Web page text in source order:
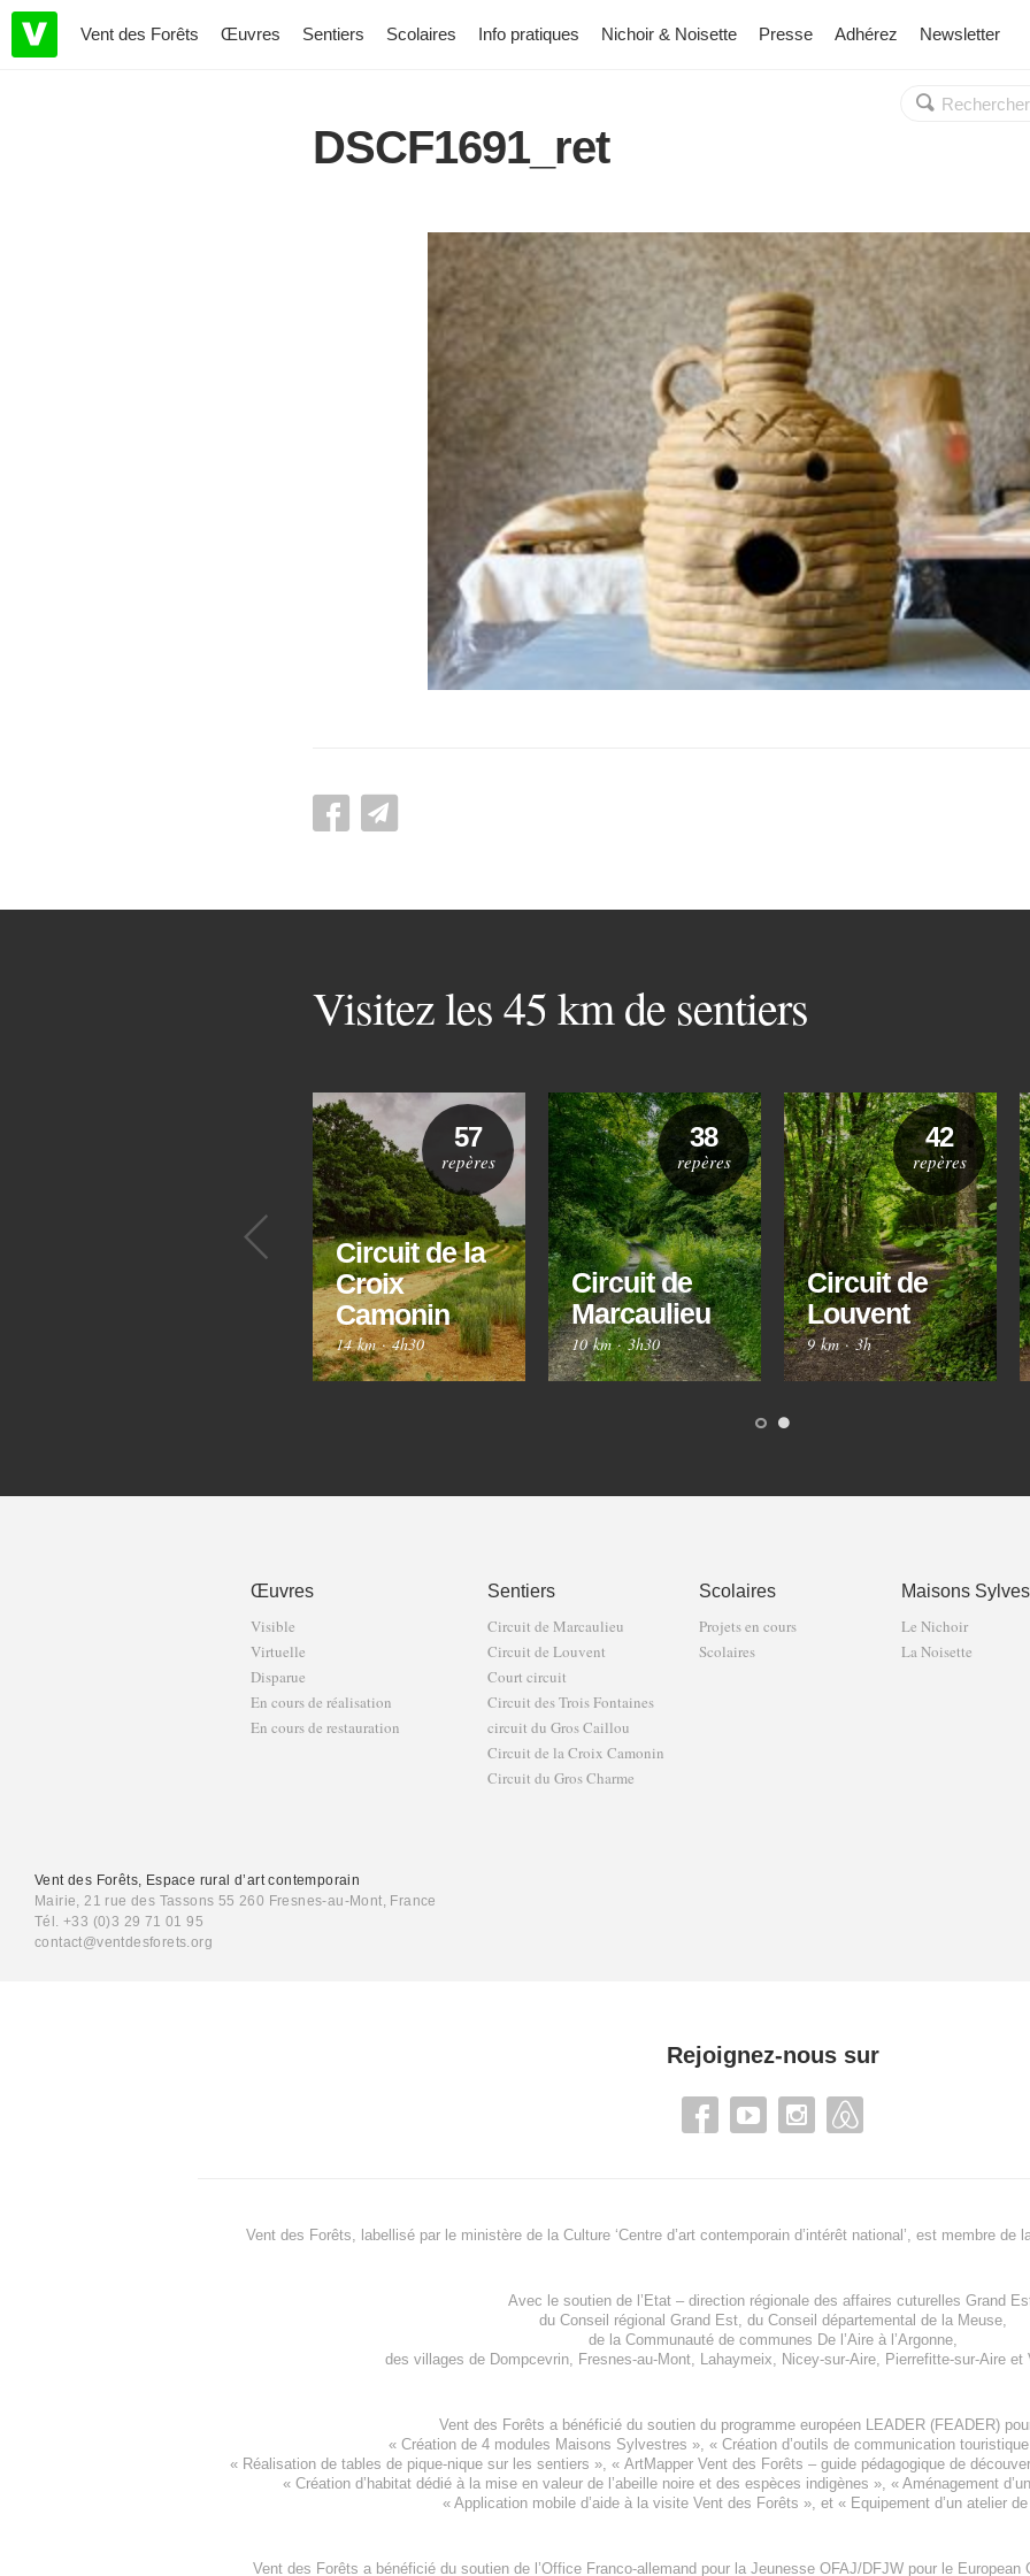
Vent des Forêts Œuvres Sentiers Scolaires Info pratiques Nichoir & Noisette Presse Adhérez Newsletter
Rechercher :
OK
DSCF1691_ret
Visitez les 45 km de sentiers
Précédent
Circuit de la
Croix
Camonin
14 km·4h30
57
repères
Circuit de
Marcaulieu
10 km·3h30
38
repères
Circuit de
Louvent
9 km·3h
42
repères
Œuvres
Visible
Virtuelle
Disparue
En cours de réalisation
En cours de restauration
Sentiers
Circuit de Marcaulieu
Circuit de Louvent
Court circuit
Circuit des Trois Fontaines
circuit du Gros Caillou
Circuit de la Croix Camonin
Circuit du Gros Charme
Scolaires
Projets en cours
Scolaires
Maisons
Le Nichoir
La Noisette
Vent des Forêts, Espace rural d’art contemporain
Mairie, 21 rue des Tassons 55 260 Fresnes-au-Mont, France
Tél. +33 (0)3 29 71 01 95
contact@ventdesforets.org
Rejoignez-nous sur
Vent des Forêts, labellisé par le ministère de la Culture ‘Centre d’art contemporain d’intérêt national’, est membre de
Avec le soutien de l’ Etat – direction régionale des affaires cuturelles Grand
du Conseil régional Grand Est, du Conseil départemental de la Meuse,
de la Communauté de communes De l’Aire à l’Argonne,
des villages de Dompcevrin, Fresnes-au-Mont, Lahaymeix, Nicey-sur-Aire, Pierrefitte-sur-Aireet
Vent des Forêts a bénéficié du soutien du programme européen LEADER (FEADER)
« Création de 4 modules Maisons Sylvestres », « Création d’outils de communication
« Réalisation de tables de pique-nique sur les sentiers », « ArtMapper Vent des Forêts – guide pédagogique de
« Création d’habitat dédié à la mise en valeur de l’abeille noire et des espèces indigènes », « Aménagement
« Application mobile d’aide à la visite Vent des Forêts », et « Equipement d’un atelier
Vent des Forêts a bénéficié du soutien de l’Office Franco-allemand pour la Jeunesse OFAJ/DFJW pour le European